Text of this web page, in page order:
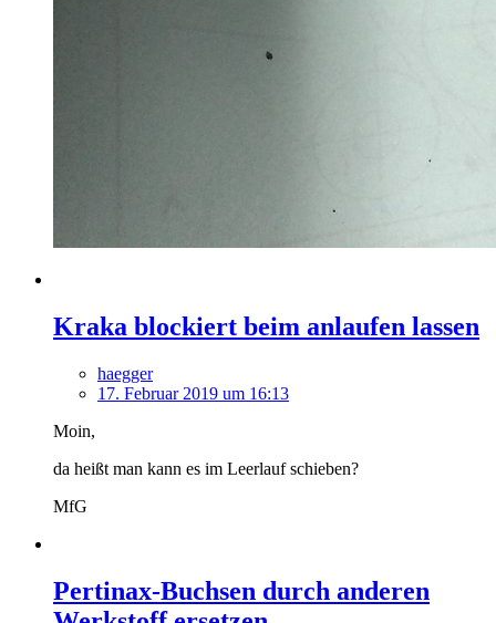
Kraka blockiert beim anlaufen lassen
haegger
17. Februar 2019 um 16:13
Moin,
da heißt man kann es im Leerlauf schieben?
MfG
Pertinax-Buchsen durch anderen